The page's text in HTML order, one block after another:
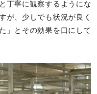
丁寧に観察するようにな
が、少しでも状況が良く
」とその効果を口にして